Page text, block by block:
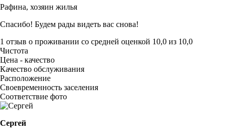
Рафина, хозяин жилья
Спасибо! Будем рады видеть вас снова!
1 отзыв о проживании со средней оценкой 10,0 из 10,0
Чистота
Цена - качество
Качество обслуживания
Расположение
Своевременность заселения
Соответствие фото
Сергей